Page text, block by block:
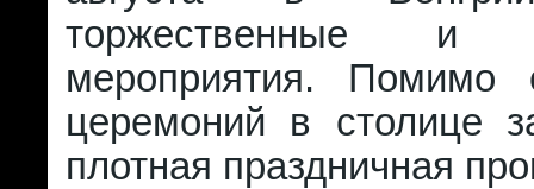
торжественные и
мероприятия. Помимо
церемоний в столице
плотная праздничная